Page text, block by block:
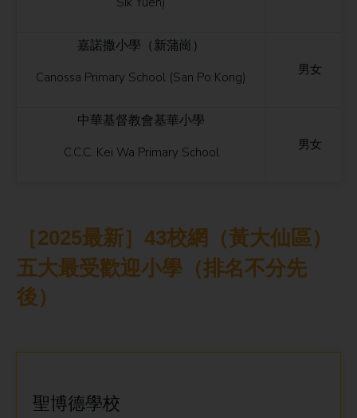
嘉諾撒小學（新蒲崗）
Canossa Primary School (San Po Kong) 男女
中華基督教會基華小學
C.C.C. Kei Wa Primary School 男女
［2025最新］43校網（黃大仙 區）
五大最受歡迎小學（排名不分先
後）
聖博德學校